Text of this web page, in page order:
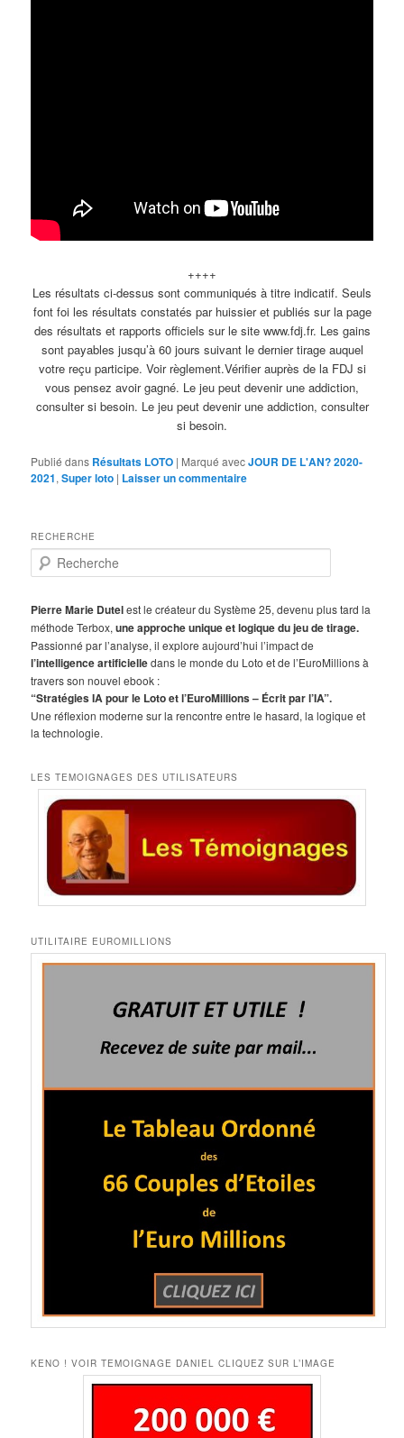
++++
Les résultats ci-dessus sont communiqués à titre indicatif. Seuls
font foi les résultats constatés par huissier et publiés sur la page
des résultats et rapports officiels sur le site www.fdj.fr. Les gains
sont payables jusqu’à 60 jours suivant le dernier tirage auquel
votre reçu participe. Voir règlement.Vérifier auprès de la FDJ si
vous pensez avoir gagné. Le jeu peut devenir une addiction,
consulter si besoin. Le jeu peut devenir une addiction, consulter
si besoin.
Publié dans Résultats LOTO | Marqué avecJOUR DE L'AN? 2020-
2021,Super loto | Laisser un commentaire
RECHERCHE
e
h
e
r
c
h
e
Pierre Marie Dutelest le créateur du Système 25, devenu plus tard la
méthode Terbox,une approche unique et logique du jeu de tirage.
Passionné par l’analyse, il explore aujourd’hui l’impact de
l’intelligence artificielledans le monde du Loto et de l’EuroMillions à
travers son nouvel ebook :
“Stratégies IA pour le Loto et l’EuroMillions – Écrit par l’IA”.
Une réflexion moderne sur la rencontre entre le hasard, la logique et
la technologie.
LES TEMOIGNAGES DES UTILISATEURS
UTILITAIRE EUROMILLIONS
KENO ! VOIR TEMOIGNAGE DANIEL CLIQUEZ SUR L’IMAGE